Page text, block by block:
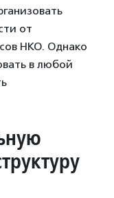
от
НКО. Однако
в любой